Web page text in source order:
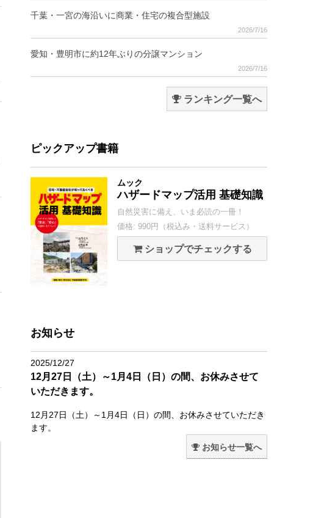
千葉・一宮の海沿いに商業・住宅の複合型施設
2026/7/16
愛知・豊明市に約12年ぶりの分譲マンション
2026/7/16
ランキング一覧へ
ピックアップ書籍
ムック
ハザードマップ活用 基礎知識
自然災害に備え、いま必読の一冊！
価格: 990円（税込み・送料サービス）
ショップでチェックする
お知らせ
2025/12/27
12月27日（土）～1月4日（日）の間、お休みさせて
いただきます。
12月27日（土）～1月4日（日）の間、お休みさせていただき
ます。
お知らせ一覧へ